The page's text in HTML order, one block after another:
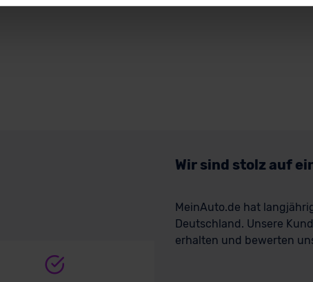
der EU-Kommission (Art. 45 Abs. 1 DSGVO), von
Wir sind stolz auf
MeinAuto.de hat
Deutschland. Unsere
erhalten und bewerten